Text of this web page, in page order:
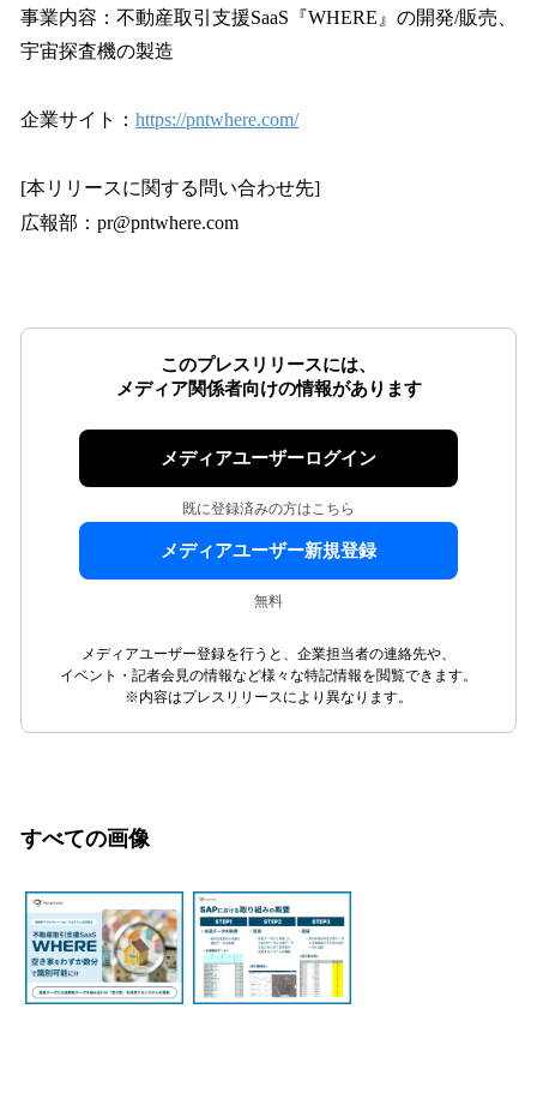
事業内容：不動産取引支援SaaS『WHERE』の開発/販売、
宇宙探査機の製造
企業サイト： https://pntwhere.com/
[本リリースに関する問い合わせ先]
広報部：pr@pntwhere.com
このプレスリリースには、
メディア関係者向けの情報があります
メディアユーザーログイン
既に登録済みの方はこちら
メディアユーザー新規登録
無料
メディアユーザー登録を行うと、企業担当者の連絡先や、
イベント・記者会見の情報など様々な特記情報を閲覧できます。
※内容はプレスリリースにより異なります。
すべての画像